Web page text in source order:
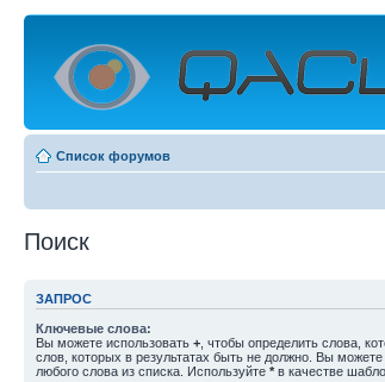
Список форумов
Поиск
ЗАПРОС
Ключевые слова:
Вы можете использовать + , чтобы определить слова,
слов, которых в результатах быть не должно. Вы
любого слова из списка. Используйте * в качестве